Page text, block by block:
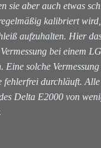
sie aber auch etwas
kalibriert
aufzuhalten. Hier
bei einem
Eine solche
fehlerfrei durchläuft.
Delta E2000 von